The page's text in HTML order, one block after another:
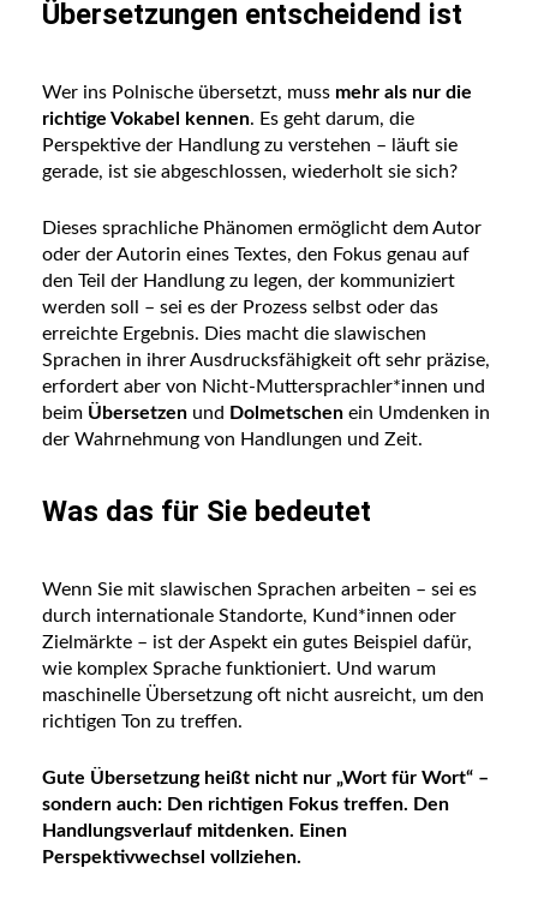
Übersetzungen entscheidend ist
Wer ins Polnische übersetzt, muss mehr als nur die
richtige Vokabel kennen. Es geht darum, die
Perspektive der Handlung zu verstehen – läuft sie
gerade, ist sie abgeschlossen, wiederholt sie sich?
Dieses sprachliche Phänomen ermöglicht dem Autor
oder der Autorin eines Textes, den Fokus genau auf
den Teil der Handlung zu legen, der kommuniziert
werden soll – sei es der Prozess selbst oder das
erreichte Ergebnis. Dies macht die slawischen
Sprachen in ihrer Ausdrucksfähigkeit oft sehr präzise,
erfordert aber von Nicht-Muttersprachler*innen und
beim Übersetzen und Dolmetschen ein Umdenken in
der Wahrnehmung von Handlungen und Zeit.
Was das für Sie bedeutet
Wenn Sie mit slawischen Sprachen arbeiten – sei es
durch internationale Standorte, Kund*innen oder
Zielmärkte – ist der Aspekt ein gutes Beispiel dafür,
wie komplex Sprache funktioniert. Und warum
maschinelle Übersetzung oft nicht ausreicht, um den
richtigen Ton zu treffen.
Gute Übersetzung heißt nicht nur „Wort für Wort“ –
sondern auch: Den richtigen Fokus treffen. Den
Handlungsverlauf mitdenken. Einen
Perspektivwechsel vollziehen.